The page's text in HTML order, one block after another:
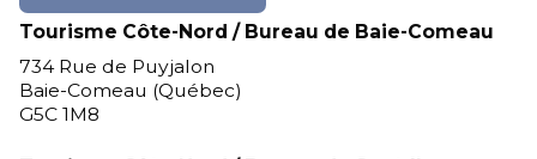
Tourisme Côte-Nord / Bureau de Baie-Comeau
734 Rue de Puyjalon
Baie-Comeau (Québec)
G5C 1M8